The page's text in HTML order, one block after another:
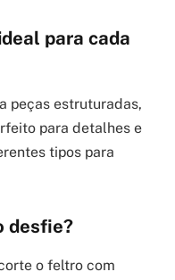
para cada
peças estruturadas,
para detalhes e
tipos para
desfie?
o feltro com